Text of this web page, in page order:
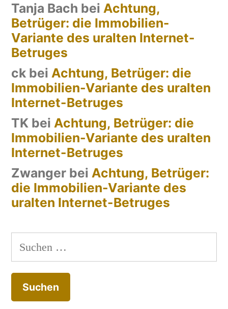
Tanja Bach bei Achtung,
Betrüger: die Immobilien-
Variante des uralten Internet-
Betruges
ck bei Achtung, Betrüger: die
Immobilien-Variante des uralten
Internet-Betruges
TK bei Achtung, Betrüger: die
Immobilien-Variante des uralten
Internet-Betruges
Zwanger bei Achtung, Betrüger:
die Immobilien-Variante des
uralten Internet-Betruges
Suchen
nach: